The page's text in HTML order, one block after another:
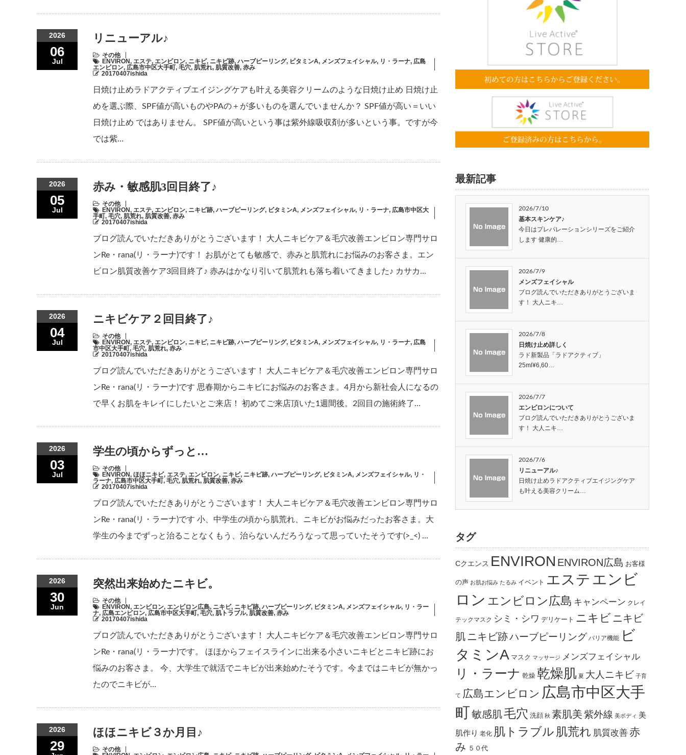
2026
06
Jul
リニューアル♪
その他
ENVIRON, エステ, エンビロン, ニキビ, ニキビ跡, ハーブピーリング, ビタミンA, メンズフェイシャル, リ・ラーナ, 広島
エンビロン, 広島市中区大手町, 毛穴, 肌荒れ, 肌質改善, 赤み
20170407ishida
日焼け止めラドアクティブエイジングケアも叶える美容クリームのような日焼け止め 日焼け止
めを選ぶ際、SPF値が高いものやPAの＋が多いものを選んでいませんか？ SPF値が高い＝いい
日焼け止め ではありません。 SPF値が高いという事は紫外線吸収剤が多いという事。ですが今
では紫…
2026
05
Jul
赤み・敏感肌3回目終了♪
その他
ENVIRON, エステ, エンビロン, ニキビ跡, ハーブピーリング, ビタミンA, メンズフェイシャル, リ・ラーナ, 広島市中区大
手町, 毛穴, 肌荒れ, 肌質改善, 赤み
20170407ishida
ブログ読んでいただきありがとうございます！ 大人ニキビケア＆毛穴改善エンビロン専門サロ
ンRe・rana(リ・ラーナ)です！ お肌がとても敏感で、赤みと肌荒れにお悩みのお客さま。エン
ビロン肌質改善ケア3回目終了♪ 赤みはかなり引いて肌荒れも落ち着いてきました♪ カサカ…
2026
04
Jul
ニキビケア２回目終了♪
その他
ENVIRON, エステ, エンビロン, ニキビ, ニキビ跡, ハーブピーリング, ビタミンA, メンズフェイシャル, リ・ラーナ, 広島
市中区大手町, 毛穴, 肌荒れ, 赤み
20170407ishida
ブログ読んでいただきありがとうございます！ 大人ニキビケア＆毛穴改善エンビロン専門サロ
ンRe・rana(リ・ラーナ)です 思春期からニキビにお悩みのお客さま。4月から新社会人になるの
で早くお肌をキレイにしたいとご来店！ 初めてご来店頂いた1週間後。2回目の施術終了…
2026
03
Jul
学生の頃からずっと…
その他
ENVIRON, ほほニキビ, エステ, エンビロン, ニキビ, ニキビ跡, ハーブピーリング, ビタミンA, メンズフェイシャル, リ・
ラーナ, 広島市中区大手町, 毛穴, 肌荒れ, 肌質改善, 赤み
20170407ishida
ブログ読んでいただきありがとうございます！ 大人ニキビケア＆毛穴改善エンビロン専門サロ
ンRe・rana(リ・ラーナ)です 小、中学生の頃から肌荒れ、ニキビがお悩みだったお客さま。大
学生の今までずっと治ることなくもう、治らないんだろうなって思っていたそうです(>_<) …
2026
30
Jun
突然出来始めたニキビ。
その他
ENVIRON, エンビロン, エンビロン広島, ニキビ, ニキビ跡, ハーブピーリング, ビタミンA, メンズフェイシャル, リ・ラー
ナ, 広島エンビロン, 広島市中区大手町, 毛穴, 肌トラブル, 肌質改善, 赤み
20170407ishida
ブログ読んでいただきありがとうございます！ 大人ニキビケア＆毛穴改善エンビロン専門サロ
ンRe・rana(リ・ラーナ)です。 ほほからフェイスラインに出来る小さいニキビとニキビ跡にお
悩みのお客さま。 今、大学生で就活でニキビが出来始めたそうです。今まではニキビが無かっ
たのでニキビが…
2026
29
ほほニキビ３か月目♪
その他
最新記事
2026/7/10
基本スキンケア♪
今日はプレパレーションシリーズをご紹介
します 健康的…
2026/7/9
メンズフェイシャル
ブログ読んでいただきありがとうございま
す！ 大人ニキ…
2026/7/8
日焼け止め詳しく
ラド新製品「ラドアクティブ」
25ml¥6,60…
2026/7/7
エンビロンについて
ブログ読んでいただきありがとうございま
す！ 大人ニキ…
2026/7/6
リニューアル♪
日焼け止めラドアクティブエイジングケア
も叶える美容クリーム…
タグ
Cクエンス ENVIRON ENVIRON広島 お客様
の声 お肌お悩み たるみ イベント エステ エンビ
ロン エンビロン広島 キャンペーン クレイ
テックマスク シミ・シワ デリケート ニキビ ニキビ
肌ニキビ跡ハーブピーリング バリア機能 ビ
タミンA マスク マッサージ メンズフェイシャル
リ・ラーナ 乾燥 乾燥肌 夏 大人ニキビ 子育
て 広島エンビロン 広島市中区大手
町敏感肌毛穴 洗顔 秋 素肌美紫外線 美ボディ 美
肌作り 老化 肌トラブル 肌荒れ 肌質改善赤
み ５０代